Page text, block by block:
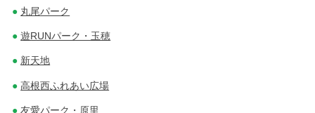
丸尾パーク
遊RUNパーク・玉穂
新天地
高根西ふれあい広場
友愛パーク・原里